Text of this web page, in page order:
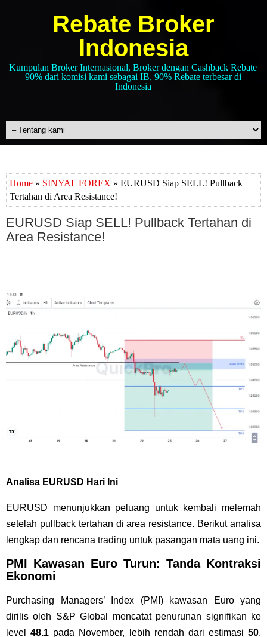
Rebate Broker
Indonesia
Kumpulan Broker Internasional, Broker dengan Cashback Rebate
90% dari komisi kami sebagai IB, 90% Rebate terbesar di
Indonesia
Home » SINYAL FOREX » EURUSD Siap SELL! Pullback
Tertahan di Area Resistance!
EURUSD Siap SELL! Pullback Tertahan di
Area Resistance!
Analisa EURUSD Hari Ini
EURUSD menunjukkan peluang untuk kembali melemah
setelah pullback tertahan di area resistance. Berikut analisa
lengkap dan rencana trading untuk pasangan mata uang ini.
PMI Kawasan Euro Turun: Tanda Kontraksi
Ekonomi
Purchasing Managers’ Index (PMI) kawasan Euro yang
dirilis oleh S&P Global mencatat penurunan signifikan ke
level48.1 pada November, lebih rendah dari estimasi 50.